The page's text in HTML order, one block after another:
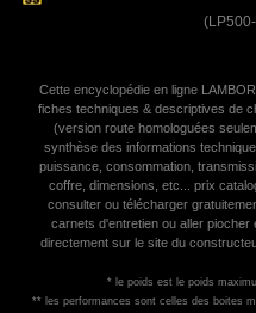
Cette encyclopédie en ligne
fiches techniques & descriptives de
(version route homologuées
synthèse des informations
puissance, consommation,
coffre, dimensions, etc... prix
consulter ou télécharger
carnets d'entretien ou aller piocher
directement sur le site du
* le poids est le poids
** les performances sont celles des boites